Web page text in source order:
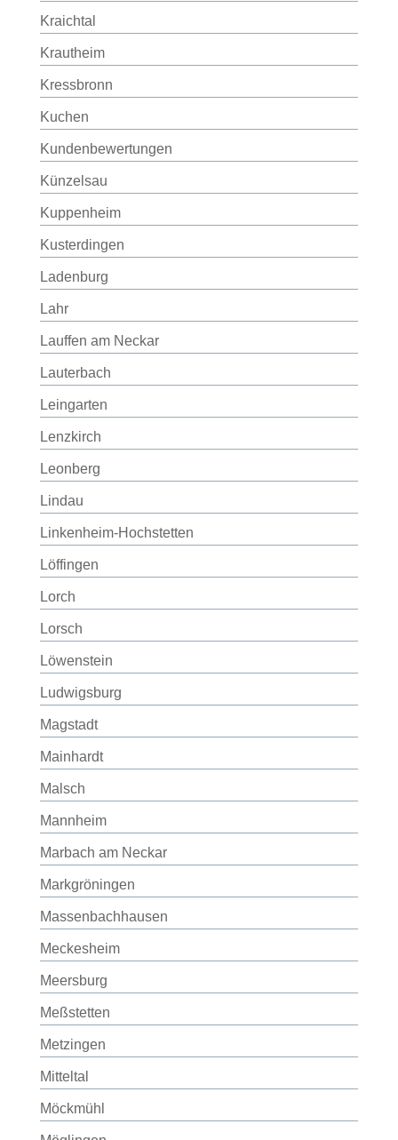
Kraichtal
Krautheim
Kressbronn
Kuchen
Kundenbewertungen
Künzelsau
Kuppenheim
Kusterdingen
Ladenburg
Lahr
Lauffen am Neckar
Lauterbach
Leingarten
Lenzkirch
Leonberg
Lindau
Linkenheim-Hochstetten
Löffingen
Lorch
Lorsch
Löwenstein
Ludwigsburg
Magstadt
Mainhardt
Malsch
Mannheim
Marbach am Neckar
Markgröningen
Massenbachhausen
Meckesheim
Meersburg
Meßstetten
Metzingen
Mitteltal
Möckmühl